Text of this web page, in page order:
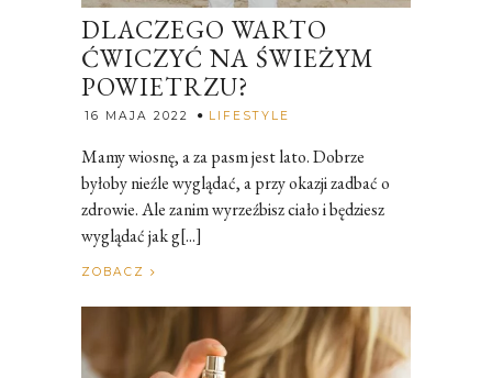
DLACZEGO WARTO
ĆWICZYĆ NA ŚWIEŻYM
POWIETRZU?
16 MAJA 2022 LIFESTYLE
Mamy wiosnę, a za pasm jest lato. Dobrze
byłoby nieźle wyglądać, a przy okazji zadbać o
zdrowie. Ale zanim wyrzeźbisz ciało i będziesz
wyglądać jak g[...]
ZOBACZ